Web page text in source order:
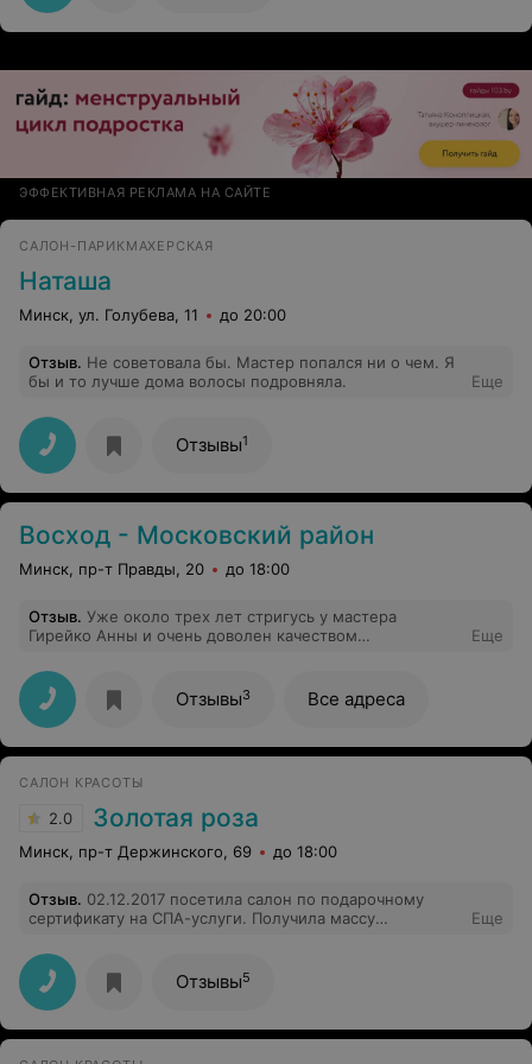
ЭФФЕКТИВНАЯ РЕКЛАМА НА САЙТЕ
САЛОН-ПАРИКМАХЕРСКАЯ
Наташа
Минск, ул. Голубева, 11 до 20:00
Отзыв. Не советовала бы. Мастер попался ни о чем. Я
бы и то лучше дома волосы подровняла.
Еще
Отзывы1
Восход - Московский район
Минск, пр-т Правды, 20 до 18:00
Отзыв. Уже около трех лет стригусь у мастера
Гирейко Анны и очень доволен качеством
делу, стрижет исключительно вручную, машинку
может использовать только в конце, когда затылок
поправляет. Нужно конечно запастись временем,
потому что стрижет мастер очень аккуратно и обычно
мужская стрижка занимает час, пока не доведет до
профессионал своего дела!
Еще
Отзывы3 Все адреса
САЛОН КРАСОТЫ
2.0 Золотая роза
Минск, пр-т Держинского, 69 до 18:00
Отзыв. 02.12.2017 посетила салон по подарочному
сертификату на СПА-услуги. Получила массу
понравилось отношение к клиенту. Вежливое и
внимательное, такое, какое и должно быть. Вернусь
туда еще именно из-за человеческого фактора.
Спасибо профессионалам! Буду советовать другим.
Еще
Отзывы5